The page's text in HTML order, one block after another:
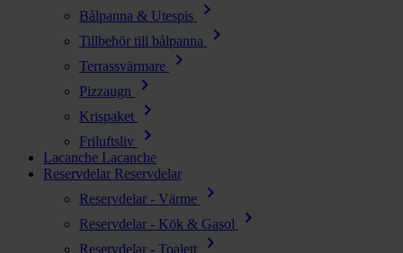
Bålpanna & Utespis chevron_right
Tillbehör till bålpanna chevron_right
Terrassvärmare chevron_right
Pizzaugn chevron_right
Krispaket chevron_right
Friluftsliv chevron_right
Lacanche Lacanche
Reservdelar Reservdelar
Reservdelar - Värme
chevron_right
Reservdelar - Kök & Gasol chevron_right
Reservdelar - Toalett chevron_right